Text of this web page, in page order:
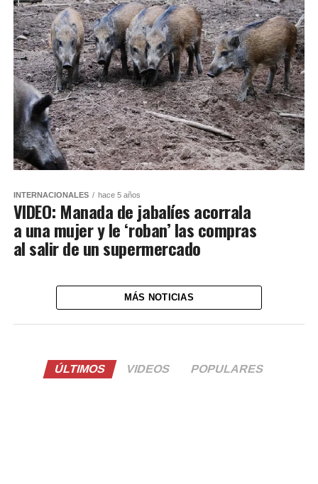
INTERNACIONALES hace 5 años
VIDEO: Manada de jabalíes acorrala
a una mujer y le ‘roban’ las compras
al salir de un supermercado
MÁS NOTICIAS
ÚLTIMOS VIDEOS POPULARES